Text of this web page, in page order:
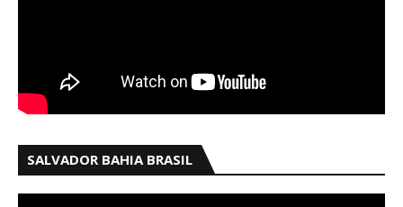
SALVADOR BAHIA BRASIL